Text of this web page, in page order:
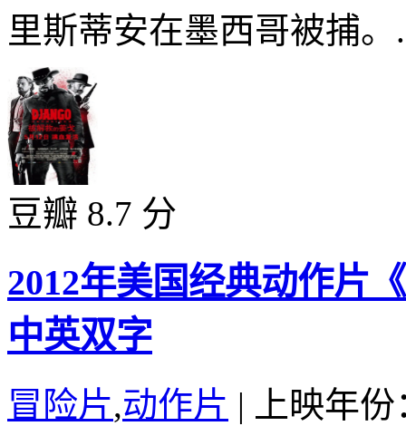
里斯蒂安在墨西哥被捕
豆瓣 8.7 分
2012年美国经典动作片
中英双字
冒险片,动作片 |
上映年